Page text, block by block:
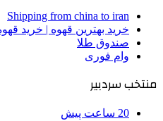
Shipping from china to iran
خرید بهترین قهوه | خرید
صندوق طلا
وام فوری
منتخب سردبیر
20 ساعت پیش